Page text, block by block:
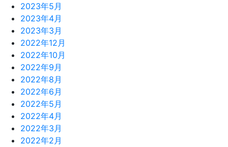
2023年5月
2023年4月
2023年3月
2022年12月
2022年10月
2022年9月
2022年8月
2022年6月
2022年5月
2022年4月
2022年3月
2022年2月